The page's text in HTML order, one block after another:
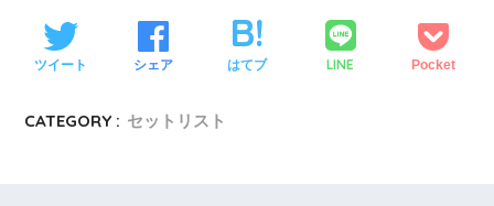
ツイート シェア はてブ LINE Pocket
CATEGORY : セットリスト